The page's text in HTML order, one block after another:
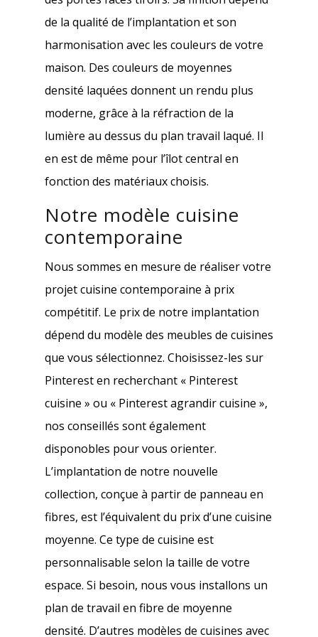
de la qualité de l’implantation et son
harmonisation avec les couleurs de votre
maison. Des couleurs de moyennes
densité laquées donnent un rendu plus
moderne, grâce à la réfraction de la
lumière au dessus du plan travail laqué. Il
en est de même pour l’îlot central en
fonction des matériaux choisis.
Notre modèle cuisine
contemporaine
Nous sommes en mesure de réaliser votre
projet cuisine contemporaine à prix
compétitif. Le prix de notre implantation
dépend du modèle des meubles de cuisines
que vous sélectionnez. Choisissez-les sur
Pinterest en recherchant « Pinterest
cuisine » ou « Pinterest agrandir cuisine »,
nos conseillés sont également
disponobles pour vous orienter.
L’implantation de notre nouvelle
collection, conçue à partir de panneau en
fibres, est l’équivalent du prix d’une cuisine
moyenne. Ce type de cuisine est
personnalisable selon la taille de votre
espace. Si besoin, nous vous installons un
plan de travail en fibre de moyenne
densité. D’autres modèles de cuisines avec